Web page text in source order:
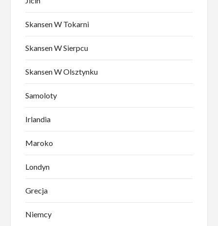
Skansen W Tokarni
Skansen W Sierpcu
Skansen W Olsztynku
Samoloty
Irlandia
Maroko
Londyn
Grecja
Niemcy